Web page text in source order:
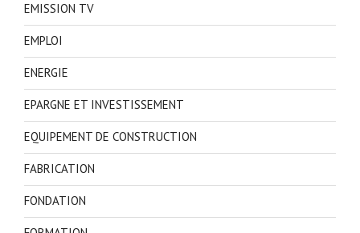
EMISSION TV
EMPLOI
ENERGIE
EPARGNE ET INVESTISSEMENT
EQUIPEMENT DE CONSTRUCTION
FABRICATION
FONDATION